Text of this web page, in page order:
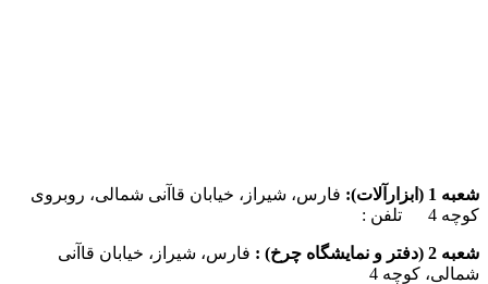
شعبه 1 (ابزارآلات):
فارس، شیراز، خیابان قاآنی شمالی، روبروی
کوچه 4 تلفن :
شعبه 2 (دفتر و نمایشگاه چرخ) :
فارس، شیراز، خیابان قاآنی
شمالی، کوچه 4